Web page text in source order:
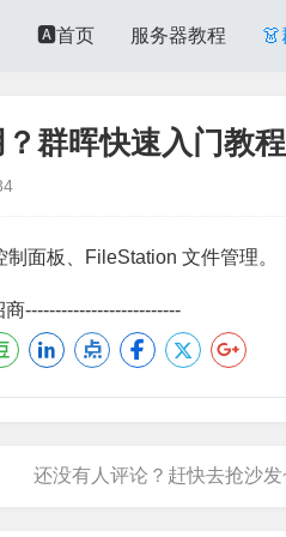
🅰️首页 服务器教程 👗
群晖快速入门教
面板、FileStation 文件管理。
--------------------------